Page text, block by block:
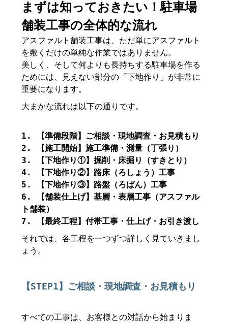
まずは知っておきたい！駐車場
舗装工事の全体的な流れ
アスファルト舗装工事は、ただ単にアスファルト
を敷くだけの単純な作業ではありません。
美しく、そして何よりも長持ちする駐車場を作る
ためには、見えない部分の「下地作り」が非常に
重要になります。
大まかな流れは以下の通りです。
1. 【準備段階】ご相談・現地調査・お見積もり
2. 【施工開始】施工準備・測量（丁張り）
3. 【下地作り①】掘削・床掘り（すきとり）
4. 【下地作り②】路床（ろしょう）工事
5. 【下地作り③】路盤（ろばん）工事
6. 【舗装仕上げ】基層・表層工事（アスファル
ト舗装）
7. 【最終工程】付帯工事・仕上げ・お引き渡し
それでは、各工程を一つずつ詳しく見ていきまし
ょう。
【STEP1】ご相談・現地調査・お見積もり
すべての工事は、お客様との対話から始まりま